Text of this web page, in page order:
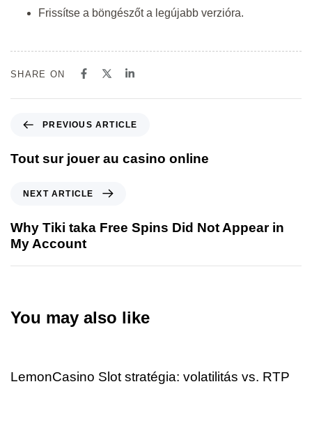
Frissítse a böngészőt a legújabb verzióra.
SHARE ON
PREVIOUS ARTICLE
Tout sur jouer au casino online
NEXT ARTICLE
Why Tiki taka Free Spins Did Not Appear in
My Account
You may also like
LemonCasino Slot stratégia: volatilitás vs. RTP